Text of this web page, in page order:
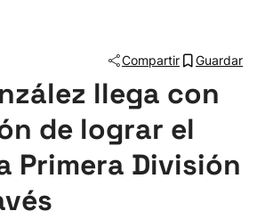
Compartir Guardar
llega con
de lograr el
Primera División